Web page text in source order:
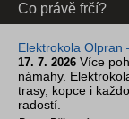
Co právě frčí?
Elektrokola Olpran
17. 7. 2026 Více
námahy.
trasy, kopce i
radostí.